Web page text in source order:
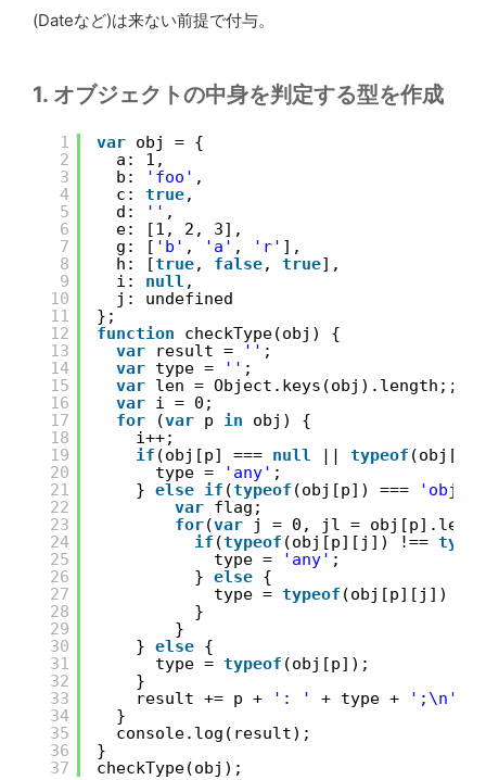
(Dateなど)は来ない前提で付与。
1. オブジェクトの中身を判定する型を作成
1
2
3
4
5
6
7
8
9
10
11
12
13
14
15
16
17
18
19
20
21
22
23
24
25
26
27
28
29
30
31
32
33
34
35
36
37
var obj = {
a: 1,
b:
'foo' ,
c: true,
d:
'' ,
e: [1, 2, 3],
g: [ 'b' , 'a' , 'r' ],
h: [true, false, true],
i: null ,
j: undefined
};
function
checkType(obj) {
var
result = '' ;
var type = '' ;
var len = Object.keys(obj).length;;
var i = 0;
for
(var p in
obj) {
i++;
if (obj[p] === null || typeof
type =
'any' ;
} else if (typeof (obj[p]) ===
var flag;
for(var
j = 0, jl =
if (typeof (obj[p][j]) !==
type =
'any' ;
} else {
type = typeof (obj[p][j]) +
}
}
} else {
type = typeof (obj[p]);
}
result += p +
': ' + type + ';\n'
}
console.log(result);
}
checkType(obj);